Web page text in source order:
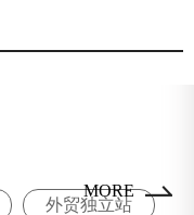
MORE
外贸独立站